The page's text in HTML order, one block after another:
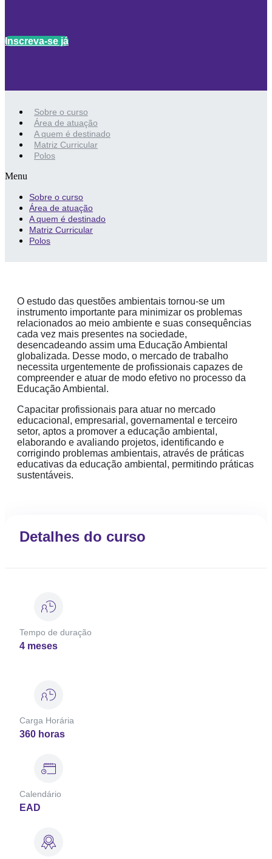
Inscreva-se já
Sobre o curso
Área de atuação
A quem é destinado
Matriz Curricular
Polos
Menu
Sobre o curso
Área de atuação
A quem é destinado
Matriz Curricular
Polos
O estudo das questões ambientais tornou-se um
instrumento importante para minimizar os problemas
relacionados ao meio ambiente e suas consequências
cada vez mais presentes na sociedade,
desencadeando assim uma Educação Ambiental
globalizada. Desse modo, o mercado de trabalho
necessita urgentemente de profissionais capazes de
compreender e atuar de modo efetivo no processo da
Educação Ambiental.
Capacitar profissionais para atuar no mercado
educacional, empresarial, governamental e terceiro
setor, aptos a promover a educação ambiental,
elaborando e avaliando projetos, identificando e
corrigindo problemas ambientais, através de práticas
educativas da educação ambiental, permitindo práticas
sustentáveis.
Detalhes do curso
Tempo de duração
4 meses
Carga Horária
360 horas
Calendário
EAD